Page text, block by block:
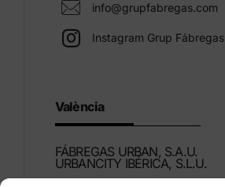
info@grupfabregas.com
Instagram Grup Fábregas
València
FÁBREGAS URBAN, S.A.U.
URBANCITY IBÉRICA, S.L.U.